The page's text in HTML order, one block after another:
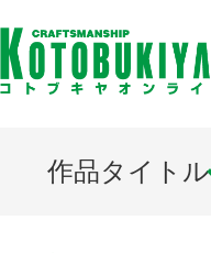
作品タイトル